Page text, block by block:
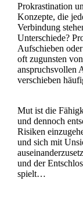
Prokrastination
Konzepte, die
Verbindung
Unterschiede?
Aufschieben
oft zugunsten
anspruchsvollen
verschieben
Mut ist die
und dennoch
Risiken
und sich mit
und der
spielt…